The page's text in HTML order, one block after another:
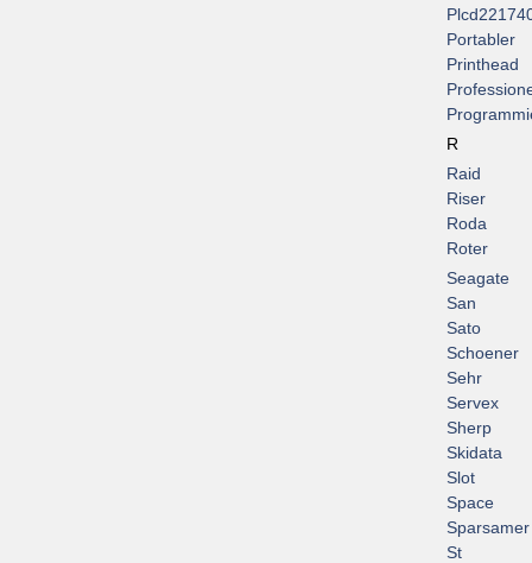
Portabler
Printhead
R
Raid
Riser
Roda
Roter
Seagate
San
Sato
Schoener
Sehr
Servex
Sherp
Skidata
Slot
Space
Sparsamer
St